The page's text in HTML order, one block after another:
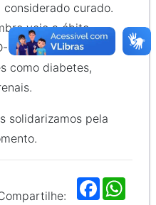
curado.
veio a óbito,
19. O mesmo
como diabetes,
solidarizamos pela
F
a